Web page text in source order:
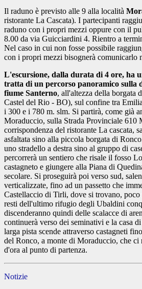
Il raduno è previsto alle 9 alla località
ristorante La Cascata). I partecipanti
raduno con i propri mezzi oppure con il
8.00 da via Guicciardini 4. Rientro a
Nel caso in cui non fosse possibile
con i propri mezzi bisognerà comunicarlo
L'escursione, dalla durata di 4 ore, ha
tratta di un percorso panoramico sulla
fiume Santerno, all'altezza della borgata
Castel del Rio - BO), sul confine tra
i 300 e i 780 m. slm. Si partirà, come già
Moraduccio, sulla Strada Provinciale 610
corrispondenza del ristorante La cascata,
asfaltata sino alla piccola borgata di
uno stradello a destra sino al gruppo di
percorrerà un sentiero che risale il fosso
castagneto e giungere alla Piana di
secolare. Si proseguirà poi verso sud,
verticalizzate, fino ad un passetto che
Castellaccio di Tirli, dove si trovano, poco
resti dell'ultimo rifugio degli Ubaldini
discenderanno quindi delle scalacce di
continuerà verso dei seminativi e la casa
larga pista scende attraverso castagneti
del Ronco, a monte di Moraduccio, che ci
d'ora al punto di partenza.
Notizie